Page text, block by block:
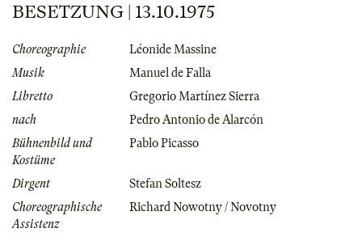
BESETZUNG | 13.10.1975
Choreographie
Léonide Massine
Musik
Manuel de Falla
Libretto
Gregorio Martínez Sierra
nach
Pedro Antonio de Alarcón
Bühnenbild und
Kostüme
Pablo Picasso
Dirgent
Stefan Soltesz
Choreographische
Assistenz
Richard Nowotny / Novotny